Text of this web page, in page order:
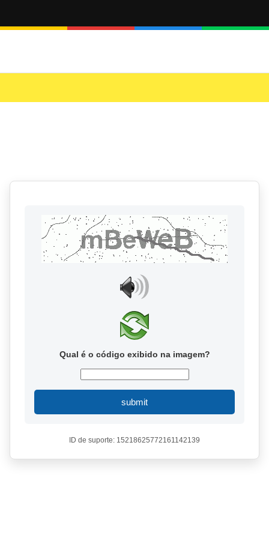
Qual é o código exibido na imagem?
submit
ID de suporte: 15218625772161142139